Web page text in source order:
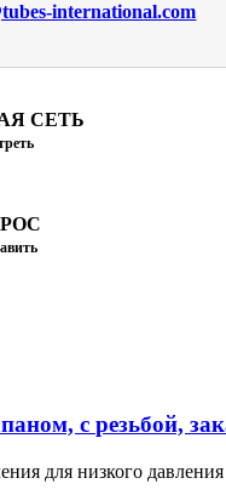
international.com
СЕТЬ
с резьбой,
для низкого давления